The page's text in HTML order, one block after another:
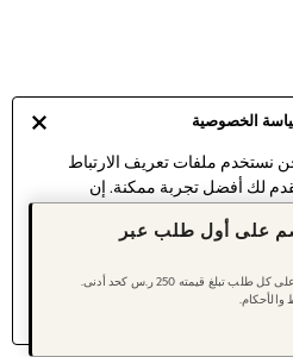
الخصوصية
نستخدم ملفات تعريف الارتباط
لك أفضل تجربة ممكنة. إن
على استخدامنا لملفات تعريف
المزيد عن إدارة إعدادات ملفات
الارتباط (الكوكيز).
ر.س خصم على أول طلب عبر
يُطبق العرض تلقائيًا في صفحة السداد على كل طلب تبلغ قيمته 250 ر.س كحد أدنى.